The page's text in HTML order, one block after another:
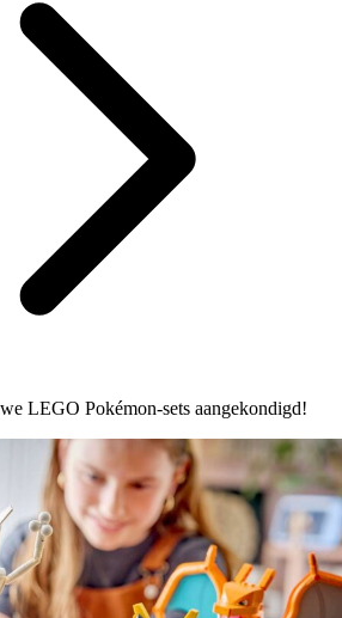
LEGO Pokémon-sets aangekondigd!